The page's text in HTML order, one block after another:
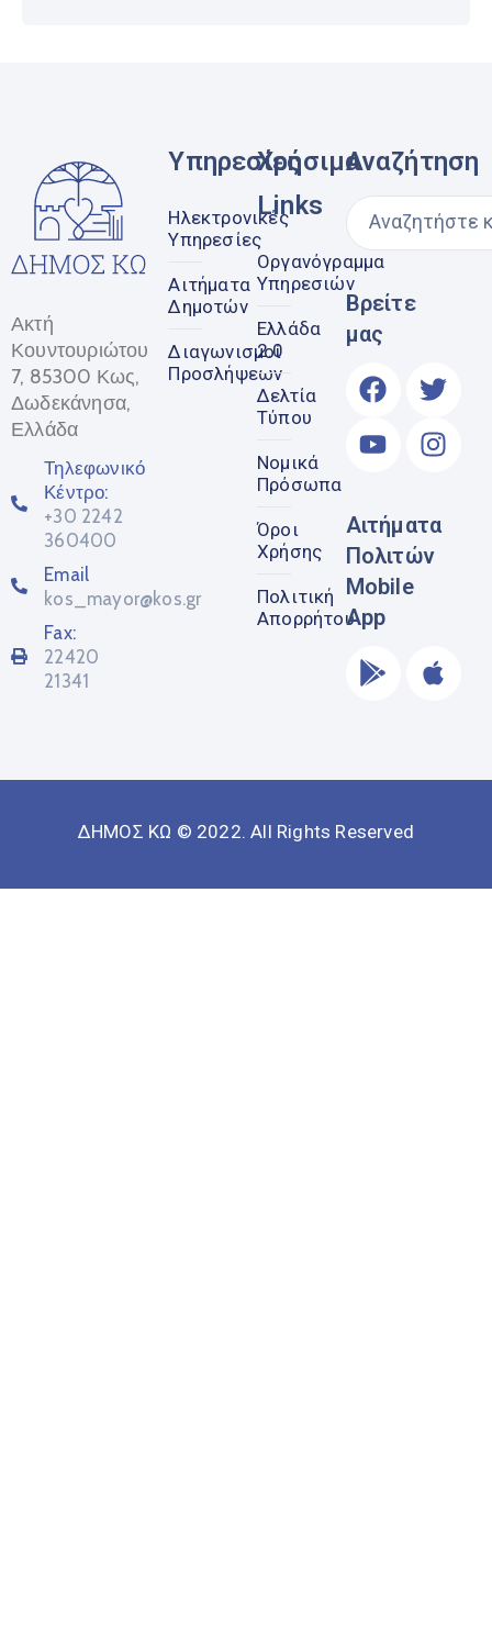
Ακτή
Κουντουριώτου
7, 85300 Κως,
Δωδεκάνησα,
Ελλάδα
Τηλεφωνικό
Κέντρο:
+30 2242
360400
Email
kos_mayor@kos.gr
Fax:
22420
21341
Υπηρεσίες
Ηλεκτρονικές
Υπηρεσίες
Αιτήματα
Δημοτών
Διαγωνισμοί
Προσλήψεων
Χρήσιμα
Links
Οργανόγραμμα
Υπηρεσιών
Ελλάδα
2.0
Δελτία
Τύπου
Νομικά
Πρόσωπα
Όροι
Χρήσης
Πολιτική
Απορρήτου
Αναζήτηση
Βρείτε
μας
Αιτήματα
Πολιτών
Mobile
App
ΔΗΜΟΣ ΚΩ © 2022. All Rights Reserved